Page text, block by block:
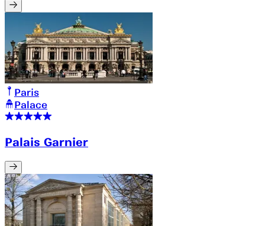
Paris
Palace
Palais Garnier